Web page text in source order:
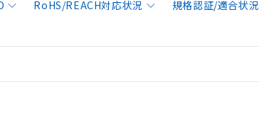
RoHS/REACH対応状況 規格認証/適合状況